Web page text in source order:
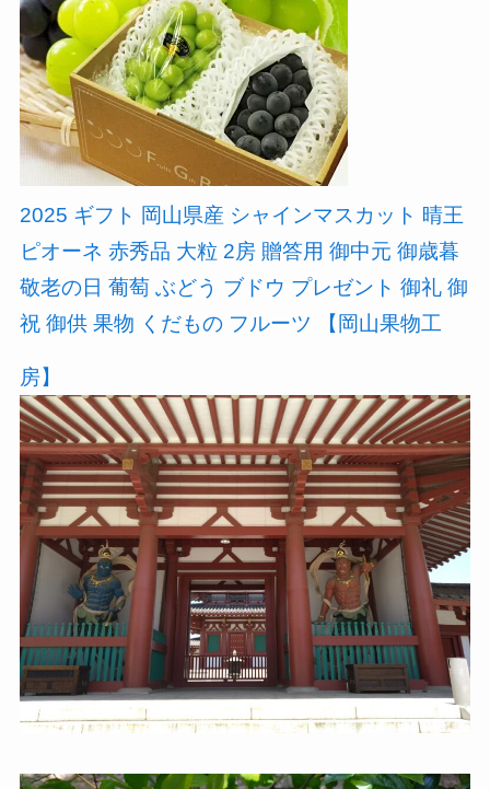
2025 ギフト 岡山県産 シャインマスカット 晴王
ピオーネ 赤秀品 大粒 2房 贈答用 御中元 御歳暮
敬老の日 葡萄 ぶどう ブドウ プレゼント 御礼 御
祝 御供 果物 くだもの フルーツ 【岡山果物工
房】